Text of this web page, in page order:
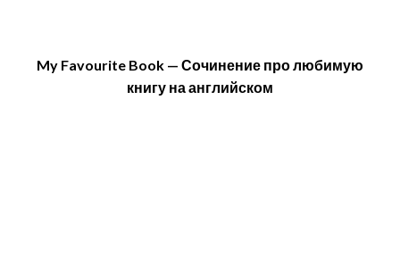
My Favourite Book — Сочинение про любимую
книгу на английском